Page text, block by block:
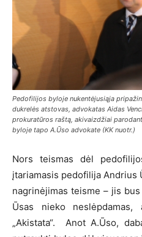
Pedofilijos byloje nukentėjusiąja
dukrelės atstovas, advokatas Aidas
prokuratūros raštą, akivaizdžiai
byloje tapo A.Ūso advokate (KK nuotr.)
Nors teismas dėl
įtariamasis pedofilija Andrius
nagrinėjimas teisme – jis
Ūsas nieko
„Akistata“. Anot A.Ūso,